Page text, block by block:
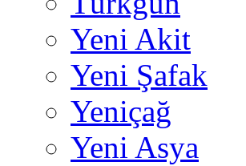
Yeni Akit
Yeni Şafak
Yeniçağ
Yeni Asya